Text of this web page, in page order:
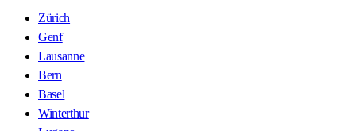
Zürich
Genf
Lausanne
Bern
Basel
Winterthur